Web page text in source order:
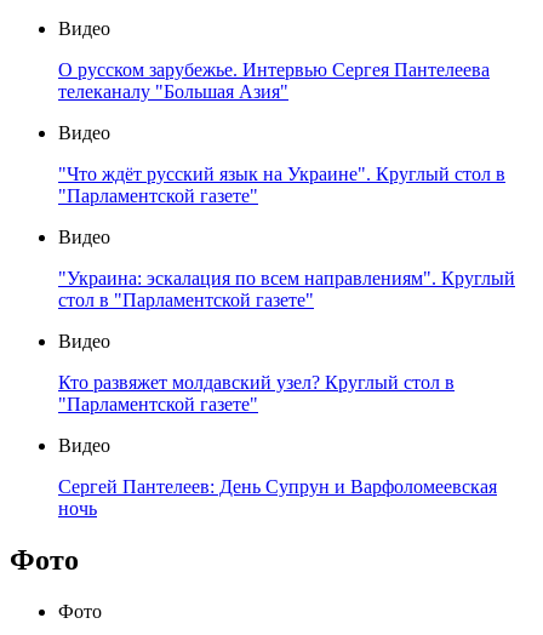
Видео
О русском зарубежье. Интервью Сергея Пантелеева
телеканалу "Большая Азия"
Видео
"Что ждёт русский язык на Украине". Круглый стол в
"Парламентской газете"
Видео
"Украина: эскалация по всем направлениям". Круглый
стол в "Парламентской газете"
Видео
Кто развяжет молдавский узел? Круглый стол в
"Парламентской газете"
Видео
Сергей Пантелеев: День Супрун и Варфоломеевская
ночь
Фото
Фото